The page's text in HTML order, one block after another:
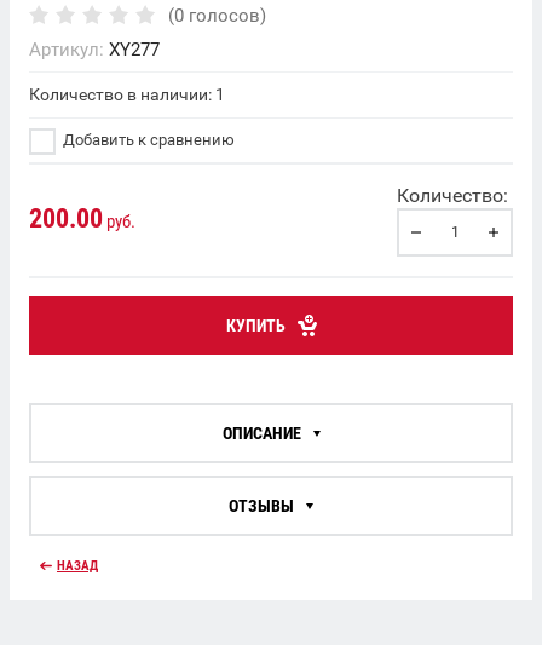
(0 голосов)
Артикул: XY277
Количество в наличии: 1
Добавить к сравнению
200.00 руб.
Количество:
КУПИТЬ
ОПИСАНИЕ
ОТЗЫВЫ
НАЗАД